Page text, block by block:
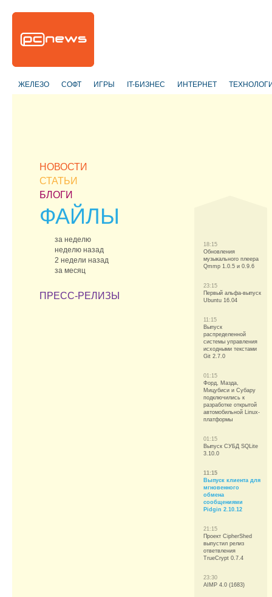
ЖЕЛЕЗО СОФТ ИГРЫ IT-БИЗНЕС ИНТЕРНЕТ
НОВОСТИ
СТАТЬИ
БЛОГИ
ФАЙЛЫ
за неделю
неделю назад
2 недели назад
за месяц
ПРЕСС-РЕЛИЗЫ
18:15
Обновления
музыкального плеера
Qmmp 1.0.5 и 0.9.6
23:15
Первый альфа-выпуск
Ubuntu 16.04
11:15
Выпуск
распределенной
системы управления
исходными текстами
Git 2.7.0
01:15
Форд, Мазда,
Мицубиси и Субару
подключились к
разработке открытой
автомобильной Linux-
платформы
01:15
Выпуск СУБД SQLite
3.10.0
11:15
Выпуск клиента для
мгновенного
обмена
сообщениями
Pidgin 2.10.12
21:15
Проект CipherShed
выпустил релиз
ответвления
TrueCrypt 0.7.4
23:30
AIMP 4.0 (1683)